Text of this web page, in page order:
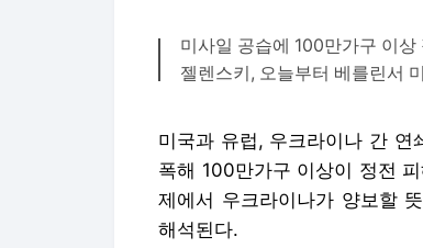
미사일 공습에 100만가구 이
젤렌스키, 오늘부터 베를린서
미국과 유럽, 우크라이나 간 연
폭해 100만가구 이상이 정전
제에서 우크라이나가 양보할
해석된다.